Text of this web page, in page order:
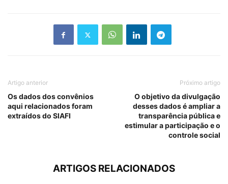
Artigo anterior
Os dados dos convênios
aqui relacionados foram
extraídos do SIAFI
Próximo artigo
O objetivo da divulgação
desses dados é ampliar a
transparência pública e
estimular a participação e o
controle social
ARTIGOS RELACIONADOS